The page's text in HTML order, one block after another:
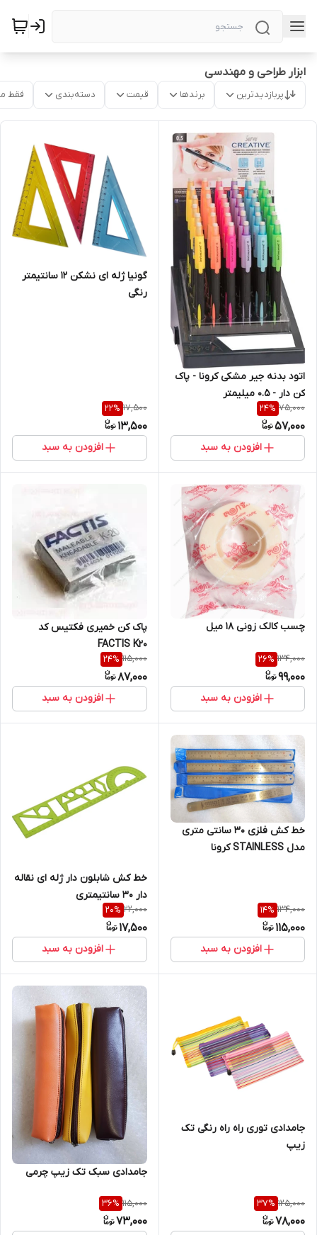
ابزار طراحی و مهندسی
پربازدیدترین برندها قیمت دسته‌بندی فقط
اتود بدنه جیر مشکی کرونا - پاک
کن دار - 0.5 میلیمتر
75,000
24%
57,000
افزودن به سبد
گونیا ژله ای نشکن 12 سانتیمتر
رنگی
17,500
22%
13,500
افزودن به سبد
چسب کالک زونی 18 میل
134,000
26%
99,000
افزودن به سبد
پاک کن خمیری فکتیس کد
FACTIS K20
115,000
24%
87,000
افزودن به سبد
خط کش فلزی 30 سانتی متری
مدل STAINLESS کرونا
134,000
14%
115,000
افزودن به سبد
خط کش شابلون دار ژله ای نقاله
دار 30 سانتیمتری
22,000
20%
17,500
افزودن به سبد
جامدادی توری راه راه رنگی تک
زیپ
125,000
37%
78,000
جامدادی سبک تک زیپ چرمی
115,000
36%
73,000